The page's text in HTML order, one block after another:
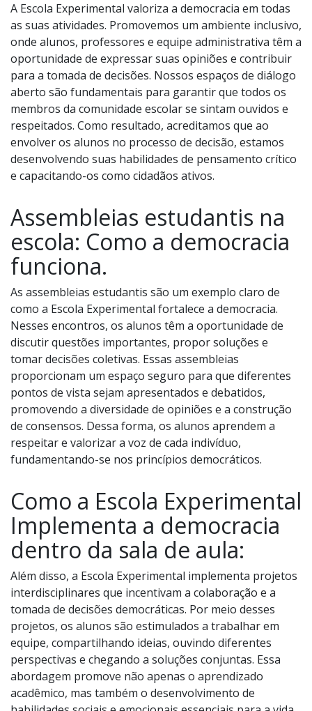
A Escola Experimental valoriza a democracia em todas
as suas atividades. Promovemos um ambiente inclusivo,
onde alunos, professores e equipe administrativa têm a
oportunidade de expressar suas opiniões e contribuir
para a tomada de decisões. Nossos espaços de diálogo
aberto são fundamentais para garantir que todos os
membros da comunidade escolar se sintam ouvidos e
respeitados. Como resultado, acreditamos que ao
envolver os alunos no processo de decisão, estamos
desenvolvendo suas habilidades de pensamento crítico
e capacitando-os como cidadãos ativos.
Assembleias estudantis na
escola: Como a democracia
funciona.
As assembleias estudantis são um exemplo claro de
como a Escola Experimental fortalece a democracia.
Nesses encontros, os alunos têm a oportunidade de
discutir questões importantes, propor soluções e
tomar decisões coletivas. Essas assembleias
proporcionam um espaço seguro para que diferentes
pontos de vista sejam apresentados e debatidos,
promovendo a diversidade de opiniões e a construção
de consensos. Dessa forma, os alunos aprendem a
respeitar e valorizar a voz de cada indivíduo,
fundamentando-se nos princípios democráticos.
Como a Escola Experimental
Implementa a democracia
dentro da sala de aula:
Além disso, a Escola Experimental implementa projetos
interdisciplinares que incentivam a colaboração e a
tomada de decisões democráticas. Por meio desses
projetos, os alunos são estimulados a trabalhar em
equipe, compartilhando ideias, ouvindo diferentes
perspectivas e chegando a soluções conjuntas. Essa
abordagem promove não apenas o aprendizado
acadêmico, mas também o desenvolvimento de